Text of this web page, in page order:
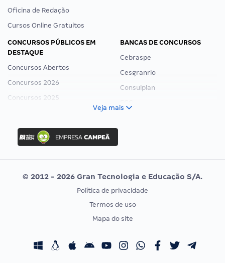
Oficina de Redação
Cursos Online Gratuitos
CONCURSOS PÚBLICOS EM
DESTAQUE
Concursos Abertos
Concursos 2026
Concursos 2025
Concurso Ibama
Concurso MPU
Editais publicados
BANCAS DE CONCURSOS
Cebraspe
Cesgranrio
Consulplan
Vunesp
CONCURSOS POR PROFISSÃO
Concursos Fiscais
EXAME DE ORDEM
Calendário OAB
Veja mais
© 2012 - 2026 Gran Tecnologia e Educação S/A.
Política de privacidade
Termos de uso
Mapa do site